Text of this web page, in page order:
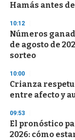
Hamás antes
10:12
Números
de agosto de
sorteo
10:00
Crianza
entre afecto y
09:53
El pronóstico
2026: cómo